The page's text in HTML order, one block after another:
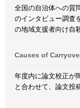
全国の自治体への質
のインタビュー調査
の地域支援者向け自
Causes of
年度内に論文校正が
と合わせて、論文投